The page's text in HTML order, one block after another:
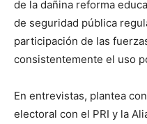
de la dañina reforma
de seguridad pública
participación de las
consistentemente el uso
En entrevistas, plantea
electoral con el PRI y la